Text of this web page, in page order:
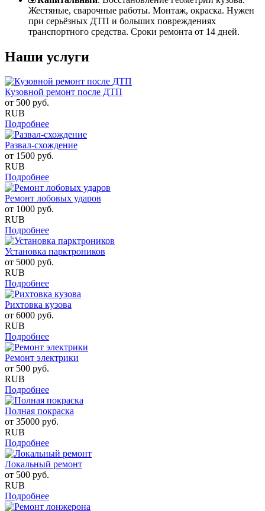
Жестяные, сварочные работы. Монтаж, окраска. Нужен
при серьёзных ДТП и больших повреждениях
транспортного средства. Сроки ремонта от 14 дней.
Наши услуги
Кузовной ремонт после ДТП
от 500 руб.
RUB
Подробнее
Развал-схождение
от 1500 руб.
RUB
Подробнее
Ремонт лобовых ударов
от 1000 руб.
RUB
Подробнее
Установка парктроников
от 5000 руб.
RUB
Подробнее
Рихтовка кузова
от 6000 руб.
RUB
Подробнее
Ремонт электрики
от 500 руб.
RUB
Подробнее
Полная покраска
от 35000 руб.
RUB
Подробнее
Локальный ремонт
от 500 руб.
RUB
Подробнее